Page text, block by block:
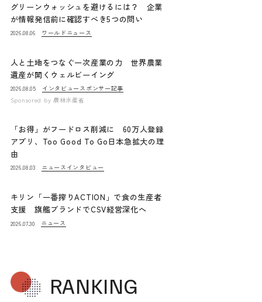
グリーンウォッシュを避けるには？ 企業
が情報発信前に確認すべき5つの問い
2026.08.06 ワールドニュース
人と土地をつなぐ一次産業の力 世界農業
遺産が開くウェルビーイング
2026.08.05 インタビュー スポンサー記事
Sponsored by 農林水産省
「お得」がフードロス削減に 60万人登録
アプリ、Too Good To Go日本急拡大の理
由
2026.08.03 ニュース インタビュー
キリン「一番搾りACTION」で食の生産者
支援 旗艦ブランドでCSV経営深化へ
2026.07.30 ニュース
RANKING